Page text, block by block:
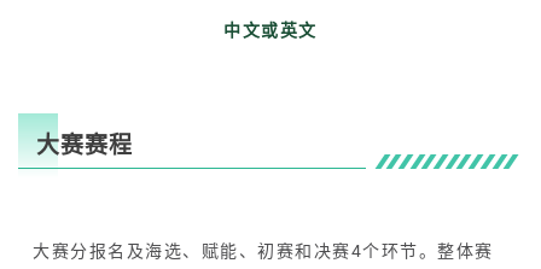
中文或英文
大赛赛程
大赛分报名及海选、赋能、初赛和决赛4个环节。整体赛